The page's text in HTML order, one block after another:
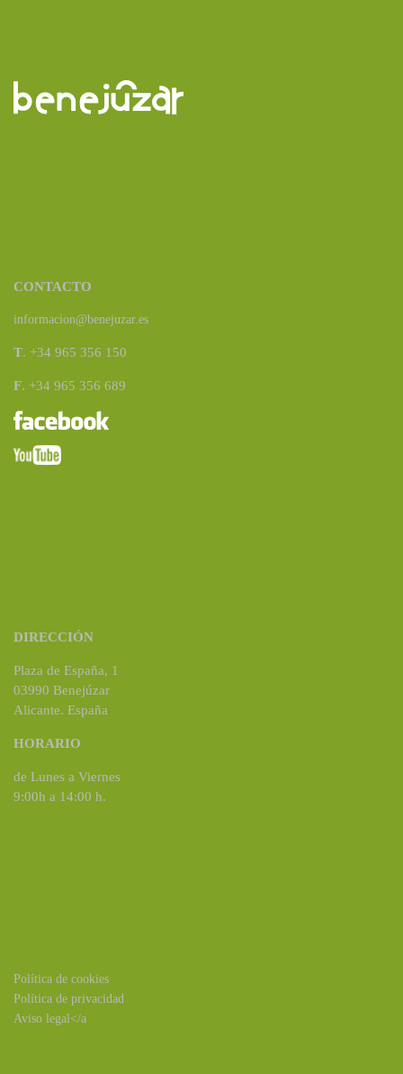
CONTACTO
informacion@benejuzar.es
T. +34 965 356 150
F. +34 965 356 689
DIRECCIÓN
Plaza de España, 1
03990 Benejúzar
Alicante. España
HORARIO
de Lunes a Viernes
9:00h a 14:00 h.
Política de cookies
Política de privacidad
Aviso legal</a